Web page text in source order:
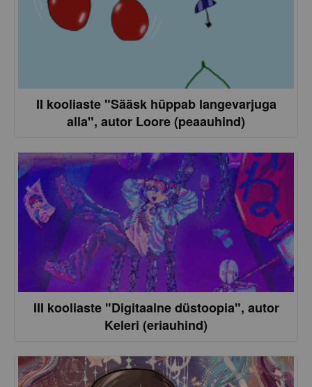
II kooliaste "Sääsk hüppab langevarjuga
alla", autor Loore (peaauhind)
III kooliaste "Digitaalne düstoopia", autor
Keleri (eriauhind)